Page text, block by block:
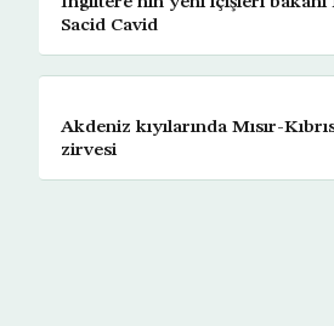
Sacid Cavid
Akdeniz kıyılarında Mısır-
zirvesi